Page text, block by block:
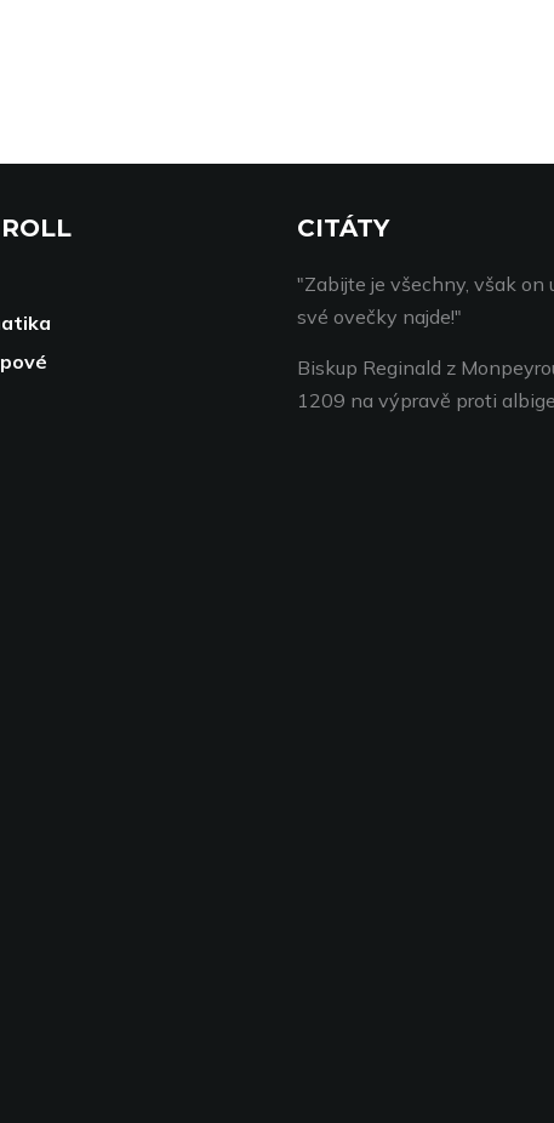
CITÁTY
"Zabijte je všechny, však on
své ovečky najde!"
Biskup Reginald z
1209 na výpravě proti